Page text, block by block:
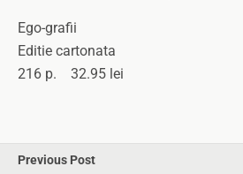
Ego-grafii
Editie cartonata
216 p. 32.95 lei
Previous Post